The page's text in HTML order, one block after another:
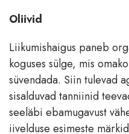
Oliivid
Liikumishaigus paneb
koguses sülge, mis
süvendada. Siin tulevad
sisalduvad tanniinid
seeläbi ebamugavust
iivelduse esimeste